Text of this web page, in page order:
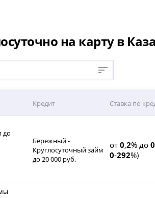
на карту в
Кредит Ставка по
Бережный -
Круглосуточный займ
до 20 000 руб.
от 0,2% до 0
0-292%)